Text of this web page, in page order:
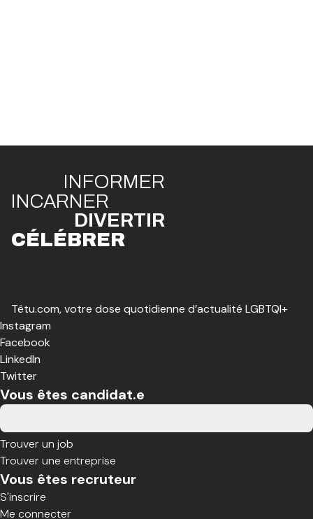
INFORMER
INCARNER
DIVERTIR
CÉLÉBRER
Têtu.com, votre dose quotidienne d’actualité LGBTQI+
Instagram
Facebook
LinkedIn
Twitter
Vous êtes candidat.e
Trouver un job
Trouver une entreprise
Vous êtes recruteur
S'inscrire
Me connecter